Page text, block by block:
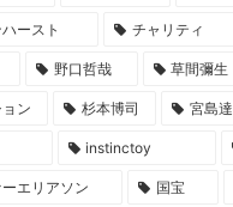
ースト チャリティ
野口哲哉 草間彌生
ン 杉本博司 宮島
instinctoy
エリアソン 国宝